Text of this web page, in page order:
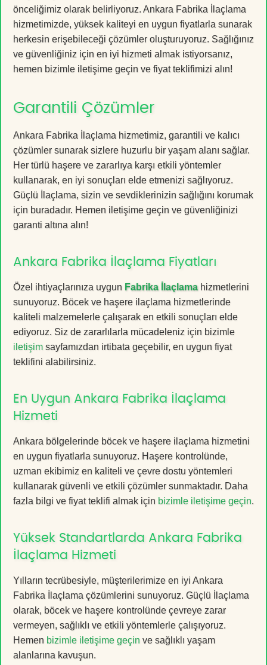
önceliğimiz olarak belirliyoruz. Ankara Fabrika İlaçlama
hizmetimizde, yüksek kaliteyi en uygun fiyatlarla sunarak
herkesin erişebileceği çözümler oluşturuyoruz. Sağlığınız
ve güvenliğiniz için en iyi hizmeti almak istiyorsanız,
hemen bizimle iletişime geçin ve fiyat teklifimizi alın!
Garantili Çözümler
Ankara Fabrika İlaçlama hizmetimiz, garantili ve kalıcı
çözümler sunarak sizlere huzurlu bir yaşam alanı sağlar.
Her türlü haşere ve zararlıya karşı etkili yöntemler
kullanarak, en iyi sonuçları elde etmenizi sağlıyoruz.
Güçlü İlaçlama, sizin ve sevdiklerinizin sağlığını korumak
için buradadır. Hemen iletişime geçin ve güvenliğinizi
garanti altına alın!
Ankara Fabrika İlaçlama Fiyatları
Özel ihtiyaçlarınıza uygun Fabrika İlaçlamahizmetlerini
sunuyoruz. Böcek ve haşere ilaçlama hizmetlerinde
kaliteli malzemelerle çalışarak en etkili sonuçları elde
ediyoruz. Siz de zararlılarla mücadeleniz için bizimle
iletişim sayfamızdan irtibata geçebilir, en uygun fiyat
teklifini alabilirsiniz.
En Uygun Ankara Fabrika İlaçlama
Hizmeti
Ankara bölgelerinde böcek ve haşere ilaçlama hizmetini
en uygun fiyatlarla sunuyoruz. Haşere kontrolünde,
uzman ekibimiz en kaliteli ve çevre dostu yöntemleri
kullanarak güvenli ve etkili çözümler sunmaktadır. Daha
fazla bilgi ve fiyat teklifi almak için bizimle iletişime geçin.
Yüksek Standartlarda Ankara Fabrika
İlaçlama Hizmeti
Yılların tecrübesiyle, müşterilerimize en iyi Ankara
Fabrika İlaçlama çözümlerini sunuyoruz. Güçlü İlaçlama
olarak, böcek ve haşere kontrolünde çevreye zarar
vermeyen, sağlıklı ve etkili yöntemlerle çalışıyoruz.
Hemen bizimle iletişime geçin ve sağlıklı yaşam
alanlarına kavuşun.